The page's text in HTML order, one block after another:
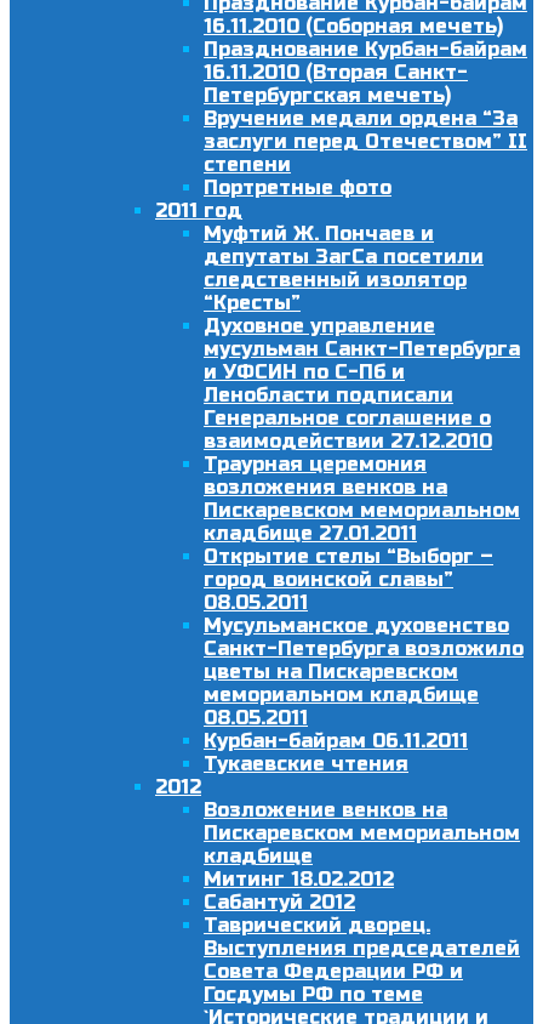
16.11.2010 (Соборная мечеть)
Празднование Курбан-байрам
16.11.2010 (Вторая Санкт-
Петербургская мечеть)
Вручение медали ордена “За
заслуги перед Отечеством” II
степени
Портретные фото
2011 год
Муфтий Ж. Пончаев и
депутаты ЗагСа посетили
следственный изолятор
“Кресты”
Духовное управление
мусульман Санкт-Петербурга
и УФСИН по С-Пб и
Ленобласти подписали
Генеральное соглашение о
взаимодействии 27.12.2010
Траурная церемония
возложения венков на
Пискаревском мемориальном
кладбище 27.01.2011
Открытие стелы “Выборг –
город воинской славы”
08.05.2011
Мусульманское духовенство
Санкт-Петербурга возложило
цветы на Пискаревском
мемориальном кладбище
08.05.2011
Курбан-байрам 06.11.2011
Тукаевские чтения
2012
Возложение венков на
Пискаревском мемориальном
кладбище
Митинг 18.02.2012
Сабантуй 2012
Таврический дворец.
Выступления председателей
Совета Федерации РФ и
Госдумы РФ по теме
`Исторические традиции и